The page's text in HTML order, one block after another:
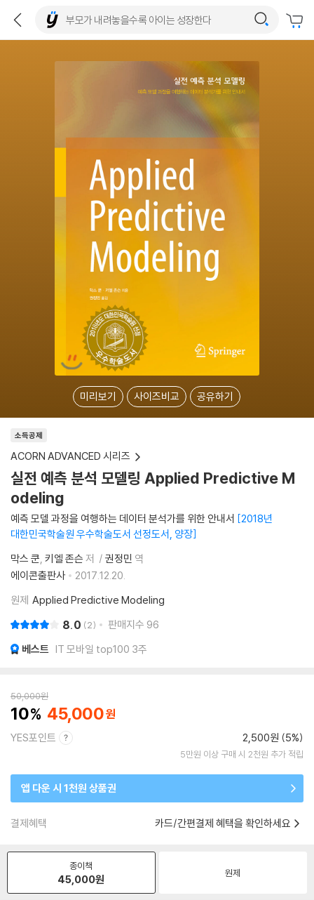
미리보기 사이즈비교 공유하기
소득공제
ACORN ADVANCED 시리즈
실전 예측 분석 모델링 Applied Predictive M
odeling
예측 모델 과정을 여행하는 데이터 분석가를 위한 안내서 2018년
대한민국학술원 우수학술도서 선정도서, 양장
막스 쿤 키엘 존슨 저 권정민 역
에이콘출판사
2017.12.20.
원제 Applied Predictive Modeling
8.0 2 판매지수 96
베스트 IT 모바일 top100 3주
50,000원
10 45,000
YES포인트 2,500원 (5%)
5만원 이상 구매 시 2천원 추가 적립
앱 다운 시 1천원 상품권
결제혜택 카드/간편결제 혜택을 확인하세요
종이책
45,000원 원제